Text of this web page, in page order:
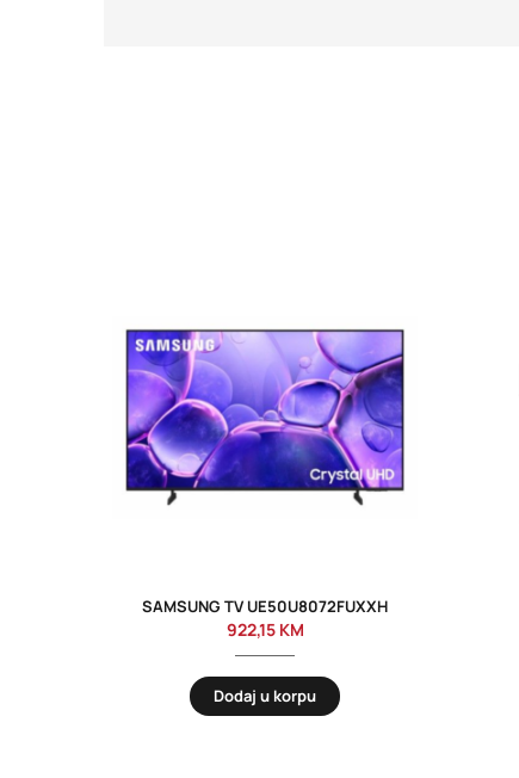
SAMSUNG TV UE50U8072FUXXH
922,15 KM
Dodaj u korpu